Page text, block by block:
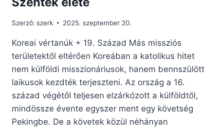
Szerző: szerk 2025. szeptember 20.
Koreai vértanúk + 19. Század Más missziós
területektől eltérően Koreában a katolikus hitet
nem külföldi misszionáriusok, hanem bennszülött
laikusok kezdték terjeszteni. Az ország a 16.
század végétől teljesen elzárkózott a külföldtől,
mindössze évente egyszer ment egy követség
Pekingbe. De a követek közül néhányan